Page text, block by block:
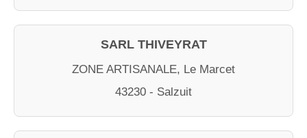
SARL THIVEYRAT
ZONE ARTISANALE, Le Marcet
43230 - Salzuit